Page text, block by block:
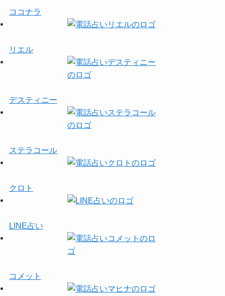
ココナラ
リエル
デスティニー
ステラコール
クロト
LINE占い
コメット